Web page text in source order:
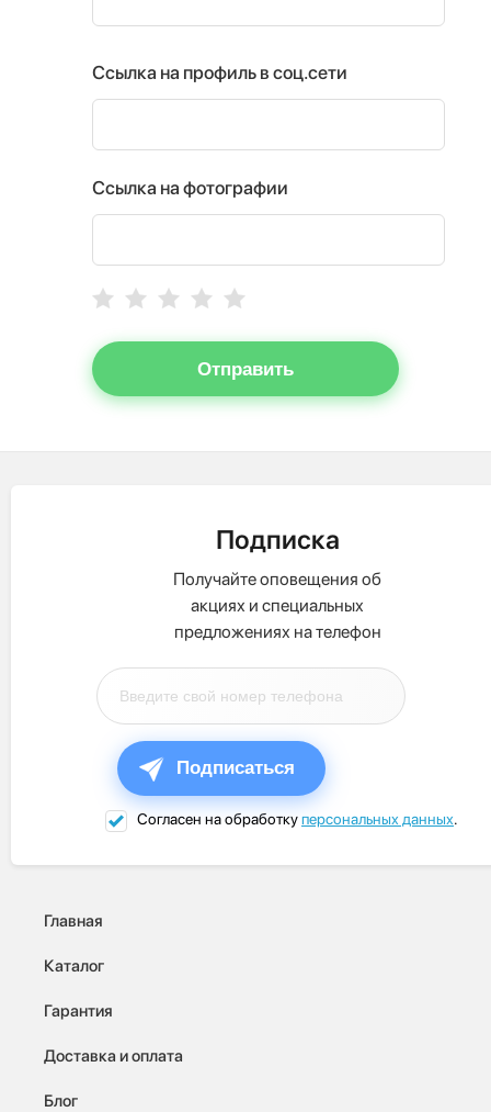
Ссылка на профиль в соц.сети
Ссылка на фотографии
Отправить
Подписка
Получайте оповещения об
акциях и специальных
предложениях на телефон
Подписаться
Согласен на обработкуперсональных данных.
Главная
Каталог
Гарантия
Доставка и оплата
Блог